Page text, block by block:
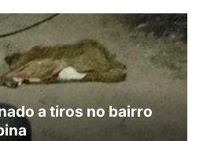
a tiros no bairro